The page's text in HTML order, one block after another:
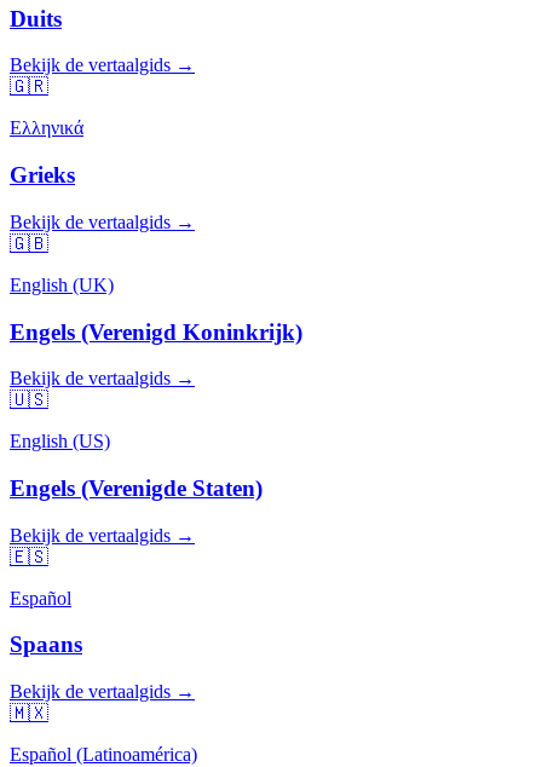
Duits
Bekijk de vertaalgids →
🇬🇷
Ελληνικά
Grieks
Bekijk de vertaalgids →
🇬🇧
English (UK)
Engels (Verenigd Koninkrijk)
Bekijk de vertaalgids →
🇺🇸
English (US)
Engels (Verenigde Staten)
Bekijk de vertaalgids →
🇪🇸
Español
Spaans
Bekijk de vertaalgids →
🇲🇽
Español (Latinoamérica)